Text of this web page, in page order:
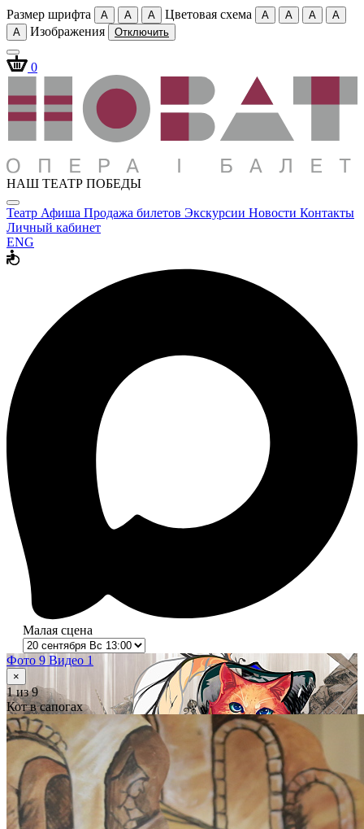
Размер шрифта A A A Цветовая схема A A A
A
A
Изображения Отключить
0
НАШ ТЕАТР ПОБЕДЫ
Театр Афиша Продажа билетов Экскурсии Новости Контакты
Личный кабинет
ENG
Малая сцена
Фото 9 Видео 1
×
1из 9
Кот в сапогах